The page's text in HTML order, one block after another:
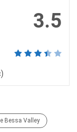
3.5
Bessa Valley